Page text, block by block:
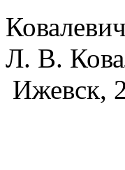
Л. В.
Ижевск,